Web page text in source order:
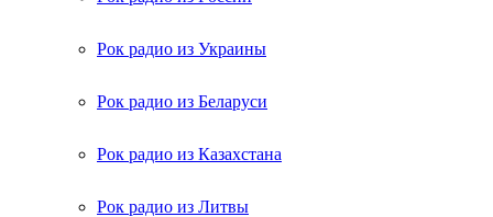
Рок радио из Украины
Рок радио из Беларуси
Рок радио из Казахстана
Рок радио из Литвы